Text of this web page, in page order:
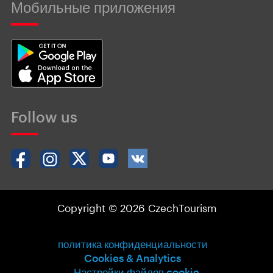
Мобильные приложения
Follow us
Copyright © 2026 CzechTourism
политика конфиденциальности
Cookies & Analytics